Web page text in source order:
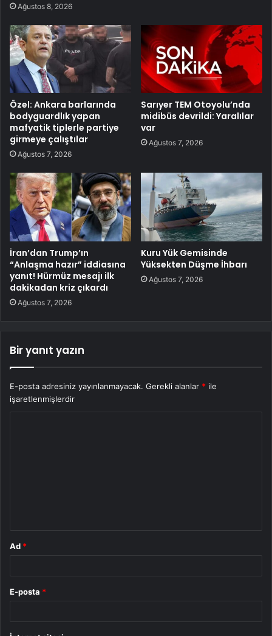
Ağustos 8, 2026
Özel: Ankara barlarında
bodyguardlık yapan
mafyatik tiplerle partiye
girmeye çalıştılar
Ağustos 7, 2026
Sarıyer TEM Otoyolu’nda
midibüs devrildi: Yaralılar
var
Ağustos 7, 2026
İran’dan Trump’ın
“Anlaşma hazır” iddiasına
yanıt! Hürmüz mesajı ilk
dakikadan kriz çıkardı
Ağustos 7, 2026
Kuru Yük Gemisinde
Yüksekten Düşme İhbarı
Ağustos 7, 2026
Bir yanıt yazın
E-posta adresiniz yayınlanmayacak. Gerekli alanlar * ile
işaretlenmişlerdir
Ad *
E-posta *